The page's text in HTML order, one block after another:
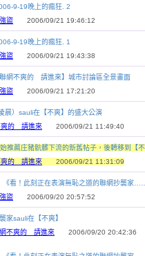
9-19晚上的瘋狂. 2
盜 2006/09/21 19:46:12
9-19晚上的瘋狂. 1
盜 2006/09/21 19:43:38
網不爽的 請進來】城市討論區全景畫面
盜 2006/09/21 17:21:20
晨）sauli在【不爽】的盛大公演
爽的 請進來 2006/09/21 11:49:40
推薦庄豬骯髒下流的新舊帖子，後轉移到【
爽的 請進來 2006/09/21 11:31:09
看！此刻正在表演無恥之道的聯網抄襲家
盜 2006/09/20 20:57:52
家sauli在【不爽】
不爽的 請進來 2006/09/20 20:42:36